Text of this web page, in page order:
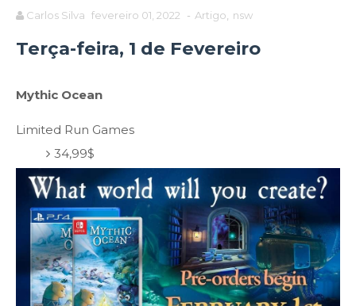
Carlos Silva fevereiro 01, 2022 - Artigo nsw
Terça-feira, 1 de Fevereiro
Mythic Ocean
Limited Run Games
34,99$